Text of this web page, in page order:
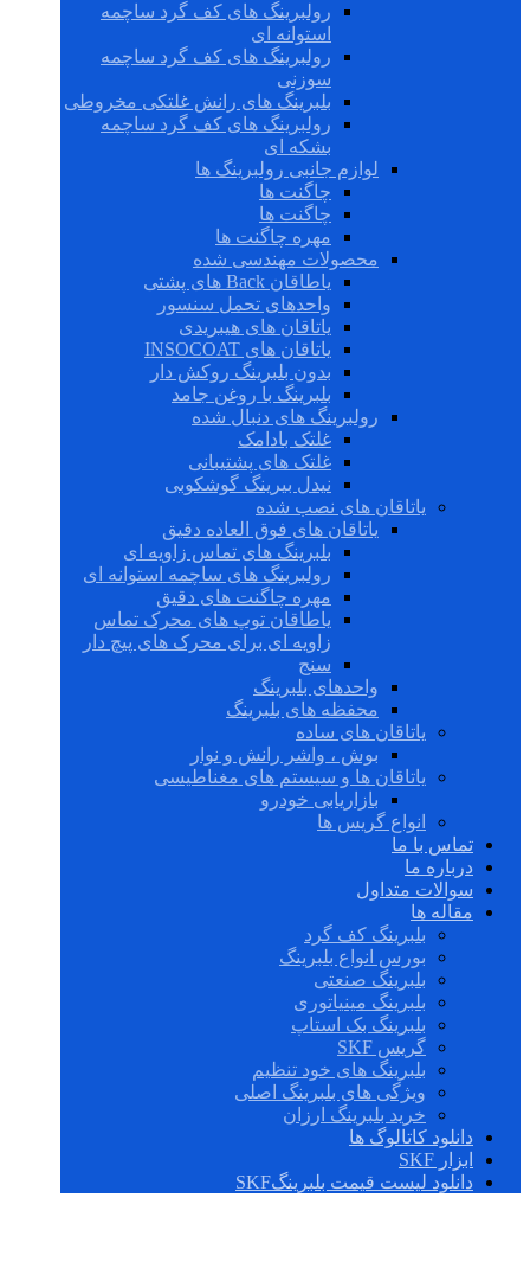
رولبرینگ های کف گرد ساچمه
استوانه ای
رولبرینگ های کف گرد ساچمه
سوزنی
بلبرینگ های رانش غلتکی مخروطی
رولبرینگ های کف گرد ساچمه
بشکه ای
لوازم جانبی رولبرینگ ها
چاگنت ها
چاگنت ها
مهره چاگنت ها
محصولات مهندسی شده
یاطاقان Back های پشتی
واحدهای تحمل سنسور
یاتاقان های هیبریدی
یاتاقان های INSOCOAT
بدون بلبرینگ روکش دار
بلبرینگ با روغن جامد
رولبرینگ های دنبال شده
غلتک بادامک
غلتک های پشتیبانی
نیدل بیرینگ گوشکوبی
یاتاقان های نصب شده
یاتاقان های فوق العاده دقیق
بلبرینگ های تماس زاویه ای
رولبرینگ های ساچمه استوانه ای
مهره چاگنت های دقیق
یاطاقان توپ های محرک تماس
زاویه ای برای محرک های پیچ دار
سنج
واحدهای بلبرینگ
محفظه های بلبرینگ
یاتاقان های ساده
بوش ، واشر رانش و نوار
یاتاقان ها و سیستم های مغناطیسی
بازاریابی خودرو
انواع گریس ها
تماس با ما
درباره ما
سوالات متداول
مقاله ها
بلبرینگ کف گرد
بورس انواع بلبرینگ
بلبرینگ صنعتی
بلبرینگ مینیاتوری
بلبرینگ بک استاپ
گریس SKF
بلبرینگ های خود تنظیم
ویژگی های بلبرینگ اصلی
خرید بلبرینگ ارزان
دانلود کاتالوگ ها
ابزار SKF
دانلود لیست قیمت بلبرینگSKF